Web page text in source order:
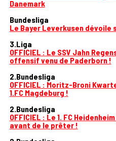
Danemark
Bundesliga
Le Bayer Leverkusen
3.Liga
OFFICIEL : Le SSV Jahn
offensif venu de Paderborn !
2.Bundesliga
OFFICIEL : Moritz-Broni
1.FC Magdeburg !
2.Bundesliga
OFFICIEL : Le 1. FC
avant de le prêter !